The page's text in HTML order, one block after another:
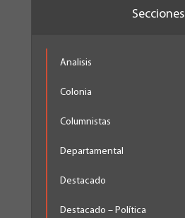
Secciones
Analisis
Colonia
Columnistas
Departamental
Destacado
Destacado – Política